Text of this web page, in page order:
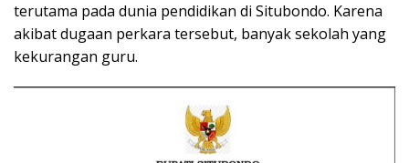
terutama pada dunia pendidikan di Situbondo. Karena
akibat dugaan perkara tersebut, banyak sekolah yang
kekurangan guru.